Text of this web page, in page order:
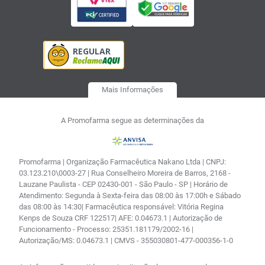
Mais Informações
A Promofarma segue as determinações da
Promofarma | Organização Farmacêutica Nakano Ltda | CNPJ:
03.123.210\0003-27 | Rua Conselheiro Moreira de Barros, 2168 -
Lauzane Paulista - CEP 02430-001 - São Paulo - SP | Horário de
Atendimento: Segunda à Sexta-feira das 08:00 às 17:00h e Sábado
das 08:00 às 14:30| Farmacêutica responsável: Vitória Regina
Kenps de Souza CRF 122517| AFE: 0.04673.1 | Autorização de
Funcionamento - Processo: 25351.181179/2002-16 |
Autorização/MS: 0.04673.1 | CMVS - 355030801-477-000356-1-0